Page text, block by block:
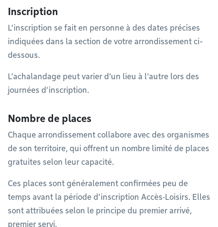
Inscription
L’inscription se fait en personne à des dates précises
indiquées dans la section de votre arrondissement ci-
dessous.
L’achalandage peut varier d’un lieu à l’autre lors des
journées d’inscription.
Nombre de places
Chaque arrondissement collabore avec des organismes
de son territoire, qui offrent un nombre limité de places
gratuites selon leur capacité.
Ces places sont généralement confirmées peu de
temps avant la période d’inscription Accès‑Loisirs. Elles
sont attribuées selon le principe du premier arrivé,
premier servi.